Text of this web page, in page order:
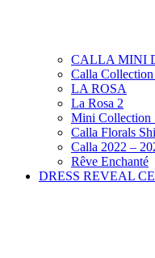
CALLA MINI
Calla
LA ROSA
La Rosa 2
Mini Collection
Calla Florals
Calla 2022 –
Rêve Enchanté
DRESS REVEAL